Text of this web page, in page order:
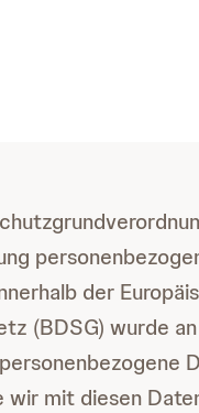
der
(BDSG) wurde
mit diesen